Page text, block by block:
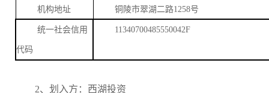
机构地址 铜陵市翠湖二路1258号
统一社会信用
代码
11340700485550042F
2、划入方：西湖投资